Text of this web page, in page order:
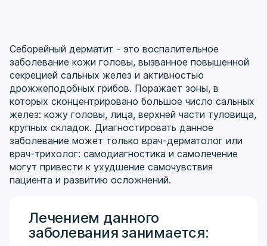
Себорейный дерматит - это воспалительное
заболевание кожи головы, вызванное повышенной
секрецией сальных желез и активностью
дрожжеподобных грибов. Поражает зоны, в
которых сконцентрировано большое число сальных
желез: кожу головы, лица, верхней части туловища,
крупных складок. Диагностировать данное
заболевание может только врач-дерматолог или
врач-трихолог: самодиагностика и самолечение
могут привести к ухудшение самочувствия
пациента и развитию осложнений.
Лечением данного
заболевания занимается: